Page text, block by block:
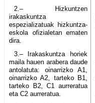
2.– Hizkuntzen
irakaskuntza
espezializatuak hizkuntza-
eskola ofizialetan ematen
dira.
3.– Irakaskuntza horiek
maila hauen arabera daude
antolatuta: oinarrizko A1,
oinarrizko A2, tarteko B1,
tarteko B2, C1 aurreratua
eta C2 aurreratua.